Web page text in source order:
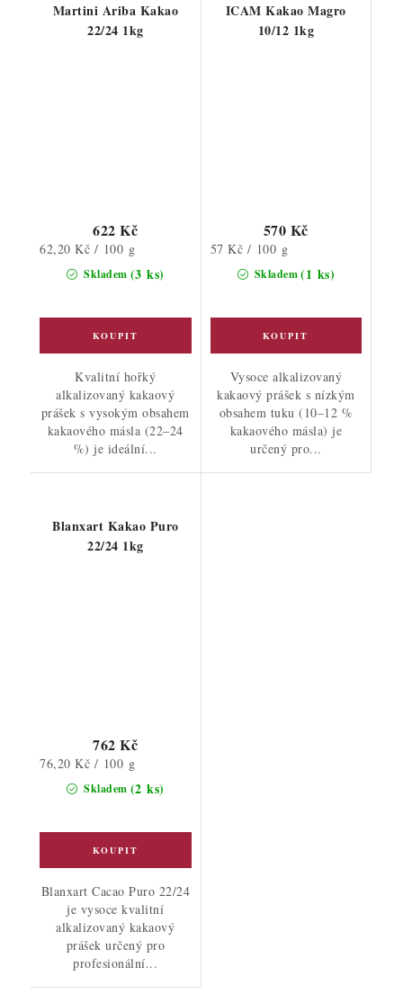
Martini Ariba Kakao
22/24 1kg
Skladem (3 ks)
622 Kč
Měrná
62,20 Kč / 100 g
Kvalitní hořký
alkalizovaný kakaový
prášek s vysokým obsahem
kakaového másla (22–24
%) je ideální...
ICAM Kakao Magro
10/12 1kg
Skladem(1 ks)
570 Kč
Měrná
57 Kč / 100 g
Vysoce alkalizovaný
kakaový prášek s nízkým
obsahem tuku (10–12 %
kakaového másla) je
určený pro...
Blanxart Kakao Puro
22/24 1kg
Skladem (2 ks)
762 Kč
Měrná
76,20 Kč / 100 g
Blanxart Cacao Puro 22/24
je vysoce kvalitní
alkalizovaný kakaový
prášek určený pro
profesionální...